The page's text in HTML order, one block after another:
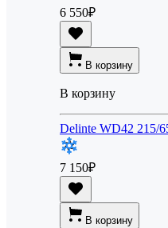
6 550₽
В корзину
В корзину
Delinte WD42 215/
7 150₽
В корзину